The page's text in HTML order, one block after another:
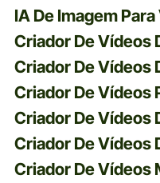
IA De Imagem
Criador De Vídeos
Criador De Vídeos
Criador De Vídeos
Criador De Vídeos
Criador De Vídeos
Criador De Vídeos